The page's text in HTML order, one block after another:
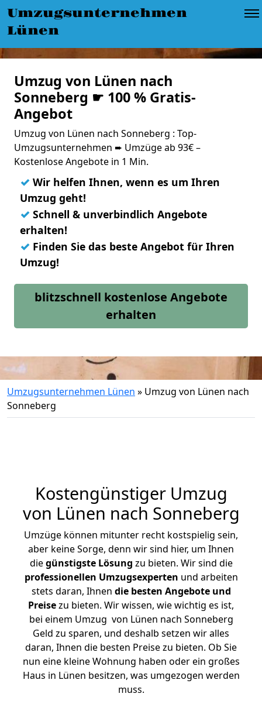
Umzugsunternehmen
Lünen
Umzug von Lünen nach
Sonneberg ☛ 100 % Gratis-
Angebot
Umzug von Lünen nach Sonneberg : Top-
Umzugsunternehmen ➨ Umzüge ab 93€ –
Kostenlose Angebote in 1 Min.
✓ Wir helfen Ihnen, wenn es um Ihren
Umzug geht!
✓ Schnell & unverbindlich Angebote
erhalten!
✓ Finden Sie das beste Angebot für Ihren
Umzug!
blitzschnell kostenlose Angebote
erhalten
Umzugsunternehmen Lünen » Umzug von Lünen nach
Sonneberg
Kostengünstiger Umzug
von Lünen nach Sonneberg
Umzüge können mitunter recht kostspielig sein,
aber keine Sorge, denn wir sind hier, um Ihnen
diegünstigste Lösung zu bieten. Wir sind die
professionellen Umzugsexperten und arbeiten
stets daran, Ihnen die besten Angebote und
Preisezu bieten. Wir wissen, wie wichtig es ist,
bei einem Umzug von Lünen nach Sonneberg
Geld zu sparen, und deshalb setzen wir alles
daran, Ihnen die besten Preise zu bieten. Ob Sie
nun eine kleine Wohnung haben oder ein großes
Haus in Lünen besitzen, was umgezogen werden
muss.